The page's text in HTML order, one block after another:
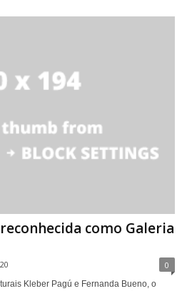
como Galeria
0
Kleber Pagú e Fernanda Bueno, o